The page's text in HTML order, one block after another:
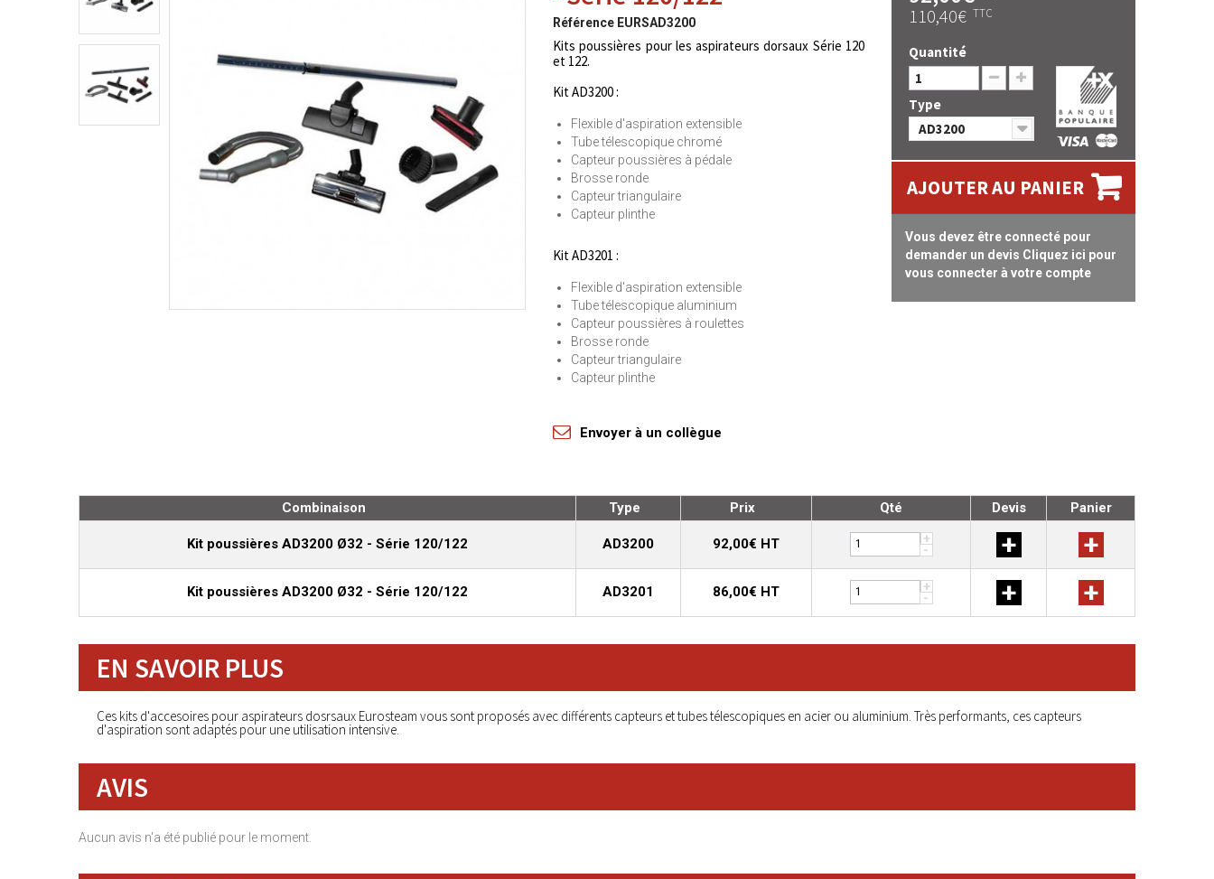
Référence EURSAD3200
Kits poussières pour les aspirateurs dorsaux Série 120
et 122.
Kit AD3200 :
Flexible d'aspiration extensible
Tube télescopique chromé
Capteur poussières à pédale
Brosse ronde
Capteur triangulaire
Capteur plinthe
Kit AD3201 :
Flexible d'aspiration extensible
Tube télescopique aluminium
Capteur poussières à roulettes
Brosse ronde
Capteur triangulaire
Capteur plinthe
Envoyer à un collègue
110,40€ TTC
Quantité
Type
AD3200
AJOUTER AU PANIER
Vous devez être connecté pour
demander un devis Cliquez ici pour
vous connecter à votre compte
Combinaison Type Prix Qté Devis Panier
Kit poussières AD3200 Ø32 - Série 120/122 AD3200 92,00€ HT +
- + +
Kit poussières AD3200 Ø32 - Série 120/122 AD3201 86,00€ HT +
- + +
EN SAVOIR PLUS
Ces kits d'accesoires pour aspirateurs dosrsaux Eurosteam vous sont proposés avec différents capteurs et tubes télescopiques en acier ou aluminium. Très performants, ces capteurs
d'aspiration sont adaptés pour une utilisation intensive.
AVIS
Aucun avis n'a été publié pour le moment.